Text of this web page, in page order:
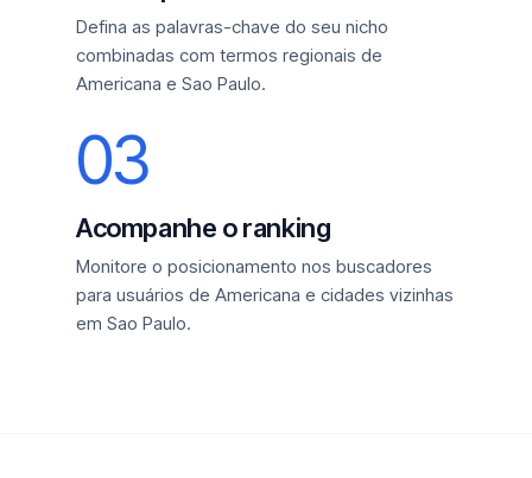
Defina as palavras-chave do seu nicho
combinadas com termos regionais de
Americana e Sao Paulo.
03
Acompanhe o ranking
Monitore o posicionamento nos buscadores
para usuários de Americana e cidades vizinhas
em Sao Paulo.